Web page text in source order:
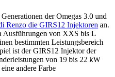
der Omegas 3.0 und
Renzo die GIRS12 Injektoren an.
Ausführungen von XXS bis L
bestimmten Leistungsbereich
ist der GIRS12 Injektor der
von 19 bis 22 kW
andere Farbe